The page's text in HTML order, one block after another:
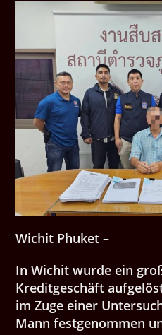
Wichit Phuket –
In Wichit wurde ein
Kreditgeschäft
im Zuge einer
Mann festgenommen